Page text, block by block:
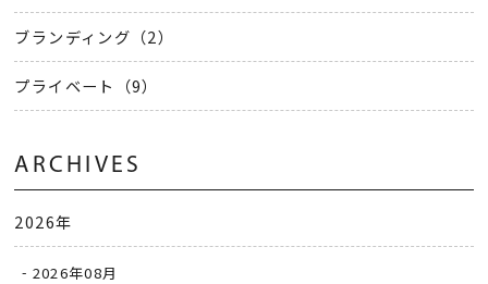
ブランディング（2）
プライベート（9）
ARCHIVES
2026年
2026年08月